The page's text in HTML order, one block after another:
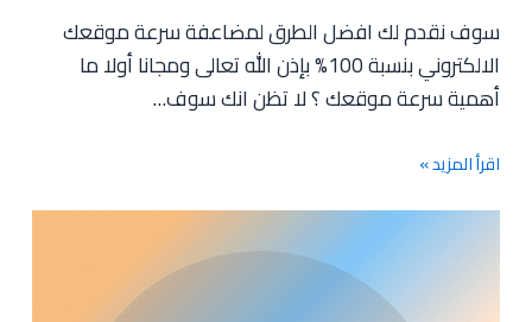
سوف نقدم لك افضل الطرق لمضاعفة سرعة موقعك
الالكتروني بنسبة 100% بإذن الله تعالى ومجانا أولا ما
أهمية سرعة موقعك ؟ لا تظن انك سوف…
اقرأ المزيد »